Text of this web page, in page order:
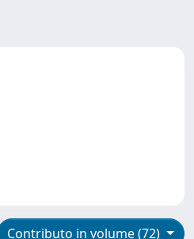
Contributo in volume (72)